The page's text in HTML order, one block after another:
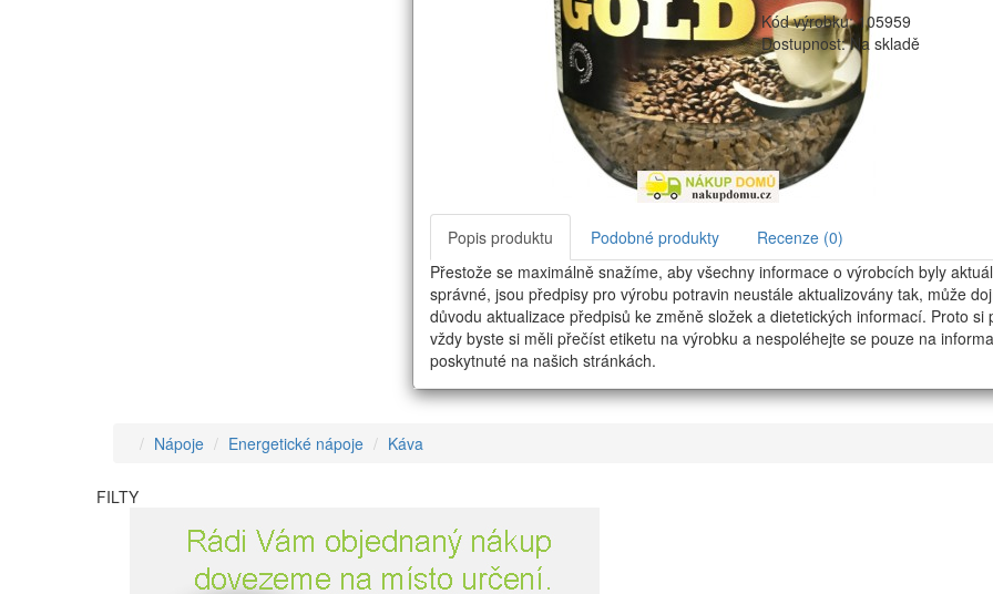
Kód výrobku: 105959
Dostupnost: Na skladě
Popis produktu Podobné produkty
Recenze (0)
Přestože se maximálně snažíme, aby všechny informace o výrobcích byly
správné, jsou předpisy pro výrobu potravin neustále aktualizovány tak, může
důvodu aktualizace předpisů ke změně složek a dietetických informací. Proto si
vždy byste si měli přečíst etiketu na výrobku a nespoléhejte se pouze na
poskytnuté na našich stránkách.
Nápoje Energetické nápoje Káva
FILTY